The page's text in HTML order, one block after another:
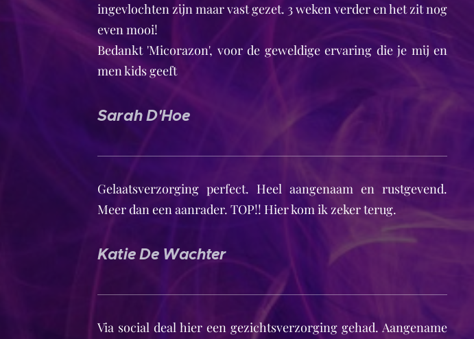
ingevlochten zijn maar vast gezet. 3 weken verder en het zit nog
even mooi!
Bedankt 'Micorazon', voor de geweldige ervaring die je mij en
men kids geeft 🤩💝
Sarah D'Hoe
Gelaatsverzorging perfect. Heel aangenaam en rustgevend.
Meer dan een aanrader. TOP!! Hier kom ik zeker terug.
Katie De Wachter
Via social deal hier een gezichtsverzorging gehad. Aangename